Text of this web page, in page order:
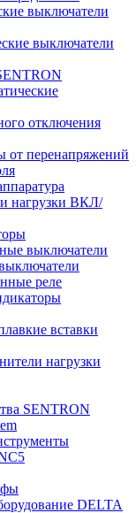
выключатели
выключатели
отключения
от перенапряжений
нагрузки ВКЛ/
выключатели
реле
вставки
нагрузки
SENTRON
DELTA